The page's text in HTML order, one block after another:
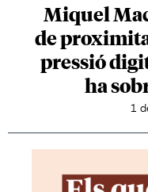
Miquel
de
pressió
ha
1